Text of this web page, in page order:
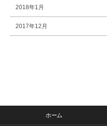
2018年1月
2017年12月
ホーム